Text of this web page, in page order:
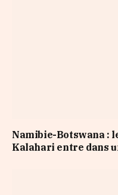
Namibie-Botswana :
Kalahari entre dans